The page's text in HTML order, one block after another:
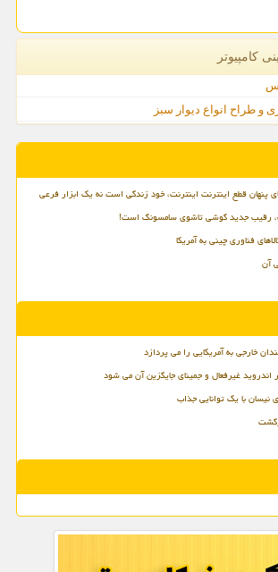
كامپیوتر
و طراح انواع دیوار سبز
پنهان قطع اینترنت اینترنت، خود زندگی است نه یک ابزار فرعی
رقیب جدید گوشی تاشوی سامسونگ است!
فناوری چینی به آمریکا
آن
خارجی به آمریکایی را می پردازد
اندروید غیرفعال و جمینای جایگزین آن می شود